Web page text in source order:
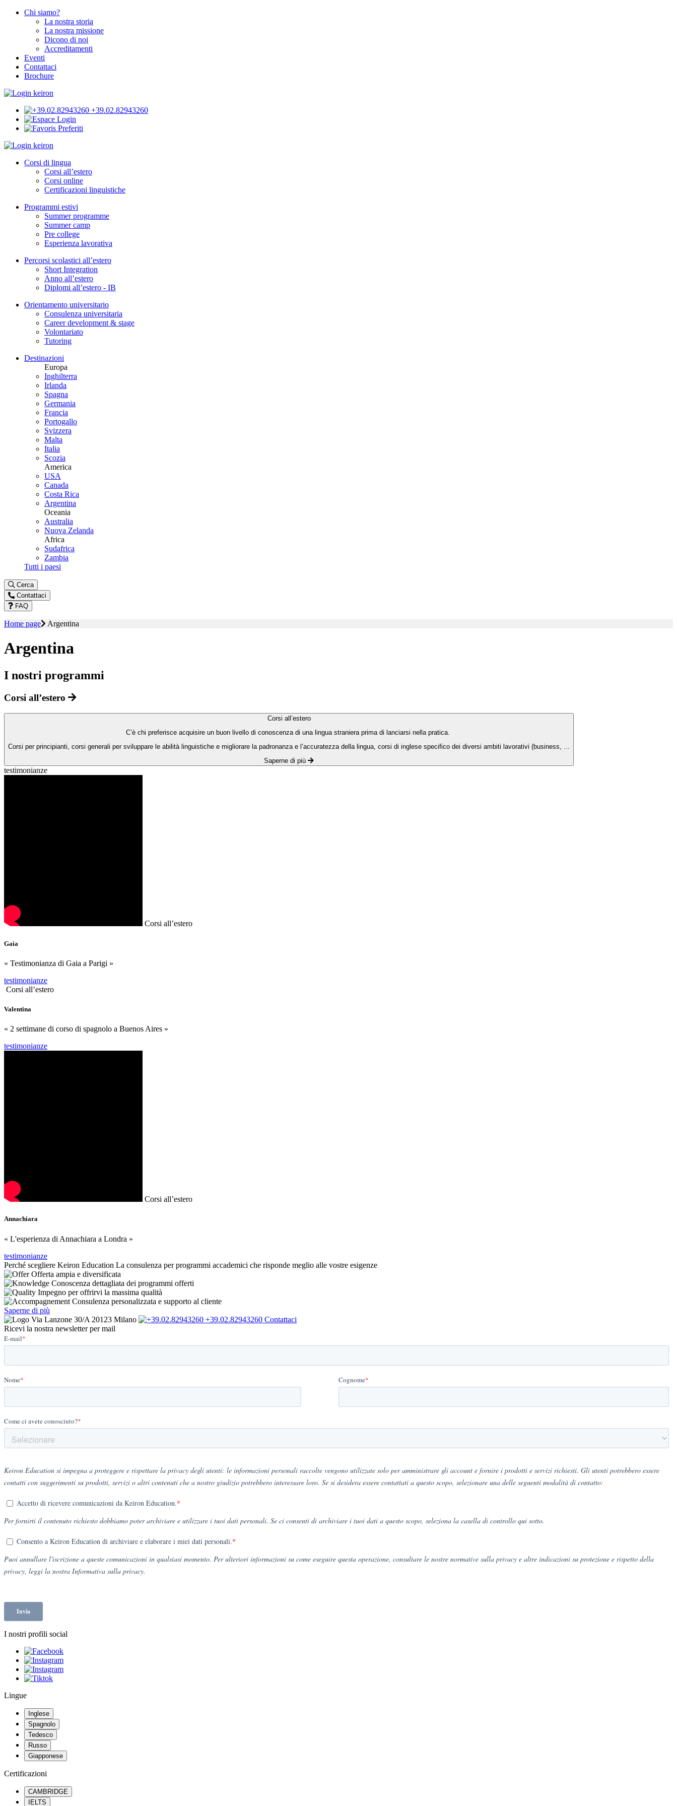
Chi siamo?
La nostra storia
La nostra missione
Dicono di noi
Accreditamenti
Eventi
Contattaci
Brochure
+39.02.82943260
Login
Preferiti
Corsi di lingua
Corsi all’estero
Corsi online
Certificazioni linguistiche
Programmi estivi
Summer programme
Summer camp
Pre college
Esperienza lavorativa
Percorsi scolastici all’estero
Short Integration
Anno all’estero
Diplomi all’estero - IB
Orientamento universitario
Consulenza universitaria
Career development & stage
Volontariato
Tutoring
Destinazioni
Europa
Inghilterra
Irlanda
Spagna
Germania
Francia
Portogallo
Svizzera
Malta
Italia
Scozia
America
USA
Canada
Costa Rica
Argentina
Oceania
Australia
Nuova Zelanda
Africa
Sudafrica
Zambia
Tutti i paesi
Cerca
Contattaci
FAQ
Home page Argentina
Argentina
I nostri programmi
Corsi all’estero
Corsi all’estero
C’è chi preferisce acquisire un buon livello di conoscenza di una lingua straniera prima di lanciarsi nella pratica.
Corsi per principianti, corsi generali per sviluppare le abilità linguistiche e migliorare la padronanza e l’accuratezza della lingua, corsi di inglese specifico dei diversi ambiti lavorativi (business, ...
Saperne di più
testimonianze
Corsi all’estero
Gaia
« Testimonianza di Gaia a Parigi »
testimonianze
Corsi all’estero
Valentina
« 2 settimane di corso di spagnolo a Buenos Aires »
testimonianze
Corsi all’estero
Annachiara
« L'esperienza di Annachiara a Londra »
testimonianze
Perché scegliere Keiron Education La consulenza per programmi accademici che risponde meglio alle vostre esigenze
Offerta ampia e diversificata
Conoscenza dettagliata dei programmi offerti
Impegno per offrirvi la massima qualità
Consulenza personalizzata e supporto al cliente
Saperne di più
Via Lanzone 30/A 20123 Milano
+39.02.82943260 Contattaci
Ricevi la nostra newsletter per mail
I nostri profili social
Lingue
Inglese
Spagnolo
Tedesco
Russo
Giapponese
Certificazioni
CAMBRIDGE
IELTS